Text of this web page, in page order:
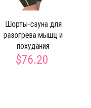
Шорты-сауна для
разогрева мышц и
похудания
$76.20